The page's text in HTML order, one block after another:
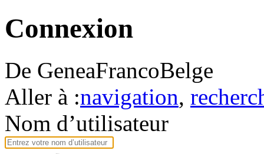
Connexion
De GeneaFrancoBelge
Aller à :navigation,
Nom d’utilisateur